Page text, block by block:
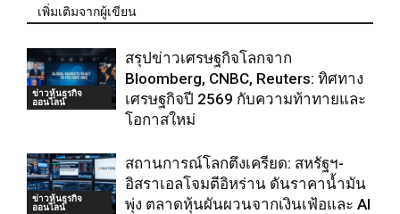
เพิ่มเติมจากผู้เขียน
ข่าวหุ้นธุรกิจ
ออนไลน์
สรุปข่าวเศรษฐกิจโลกจาก
Bloomberg, CNBC, Reuters: ทิศทาง
เศรษฐกิจปี 2569 กับความท้าทายและ
โอกาสใหม่
ข่าวหุ้นธุรกิจ
ออนไลน์
สถานการณ์โลกตึงเครียด: สหรัฐฯ-
อิสราเอลโจมตีอิหร่าน ดันราคาน้ำมัน
พุ่ง ตลาดหุ้นผันผวนจากเงินเฟ้อและ AI